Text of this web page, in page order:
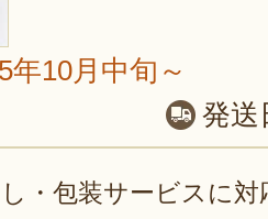
年10月中旬～
発送
・包装サービスに対